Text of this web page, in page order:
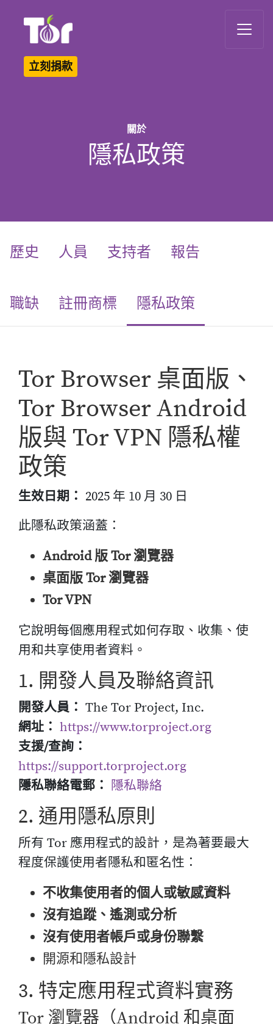
立刻捐款
關於
隱私政策
歷史 人員 支持者 報告
職缺 註冊商標 隱私政策
Tor Browser 桌面版、
Tor Browser Android
版與 Tor VPN 隱私權
政策
生效日期： 2025 年 10 月 30 日
此隱私政策涵蓋：
Android 版 Tor 瀏覽器
桌面版 Tor 瀏覽器
Tor VPN
它說明每個應用程式如何存取、收集、使
用和共享使用者資料。
1. 開發人員及聯絡資訊
開發人員： The Tor Project, Inc.
網址： https://www.torproject.org
支援/查詢：
https://support.torproject.org
隱私聯絡電郵：
隱私聯絡
2. 通用隱私原則
所有 Tor 應用程式的設計，是為著要最大
程度保護使用者隱私和匿名性：
不收集使用者的個人或敏感資料
沒有追蹤、遙測或分析
沒有使用者帳戶或身份聯繫
開源和隱私設計
3. 特定應用程式資料實務
Tor 瀏覽器（Android 和桌面